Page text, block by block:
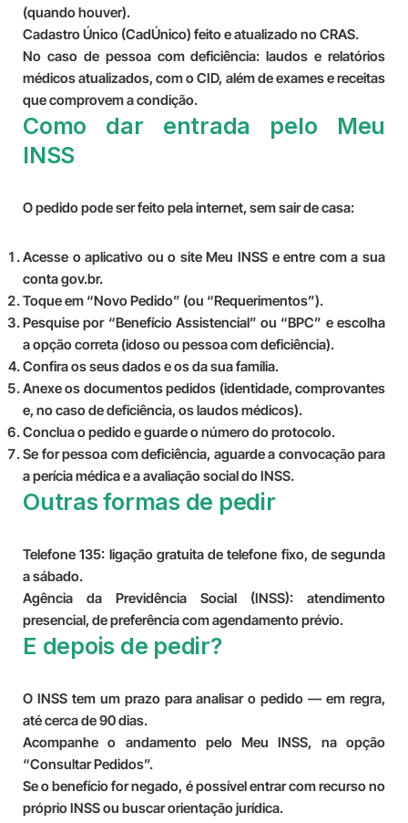
(quando houver).
Cadastro Único (CadÚnico) feito e atualizado no CRAS.
No caso de pessoa com deficiência: laudos e relatórios
médicos atualizados, com o CID, além de exames e receitas
que comprovem a condição.
Como dar entrada pelo Meu
INSS
O pedido pode ser feito pela internet, sem sair de casa:
Acesse o aplicativo ou o site Meu INSS e entre com a sua
conta gov.br.
Toque em “Novo Pedido” (ou “Requerimentos”).
Pesquise por “Benefício Assistencial” ou “BPC” e escolha
a opção correta (idoso ou pessoa com deficiência).
Confira os seus dados e os da sua família.
Anexe os documentos pedidos (identidade, comprovantes
e, no caso de deficiência, os laudos médicos).
Conclua o pedido e guarde o número do protocolo.
Se for pessoa com deficiência, aguarde a convocação para
a perícia médica e a avaliação social do INSS.
Outras formas de pedir
Telefone 135: ligação gratuita de telefone fixo, de segunda
a sábado.
Agência da Previdência Social (INSS): atendimento
presencial, de preferência com agendamento prévio.
E depois de pedir?
O INSS tem um prazo para analisar o pedido — em regra,
até cerca de 90 dias.
Acompanhe o andamento pelo Meu INSS, na opção
“Consultar Pedidos”.
Se o benefício for negado, é possível entrar com recurso no
próprio INSS ou buscar orientação jurídica.